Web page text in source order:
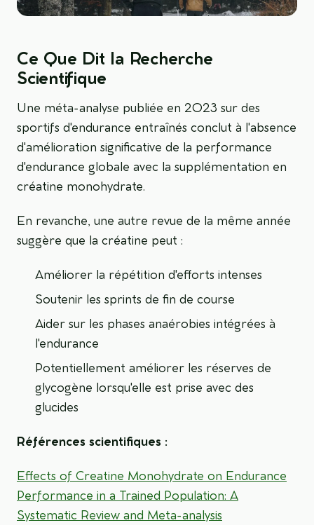
Ce Que Dit la Recherche
Scientifique
Une méta-analyse publiée en 2023 sur des
sportifs d'endurance entraînés conclut à l'absence
d'amélioration significative de la performance
d'endurance globale avec la supplémentation en
créatine monohydrate.
En revanche, une autre revue de la même année
suggère que la créatine peut :
Améliorer la répétition d'efforts intenses
Soutenir les sprints de fin de course
Aider sur les phases anaérobies intégrées à
l'endurance
Potentiellement améliorer les réserves de
glycogène lorsqu'elle est prise avec des
glucides
Références scientifiques :
Effects of Creatine Monohydrate on Endurance
Performance in a Trained Population: A
Systematic Review and Meta-analysis